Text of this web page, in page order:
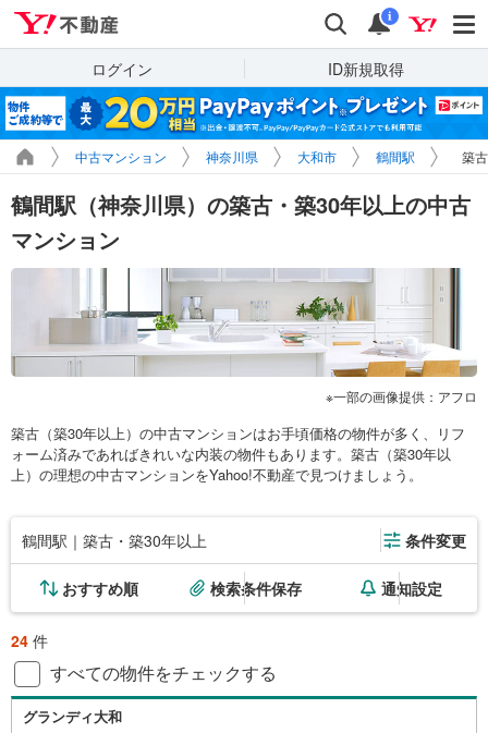
検索 通知
i
ログイン ID新規取得
中古マンション 神奈川県 大和市 鶴間駅 築
鶴間駅（神奈川県）の築古・築30年以上の中古
マンション
一部の画像提供：アフロ
築古（築30年以上）の中古マンションはお手頃価格の物件が多く、リフ
ォーム済みであればきれいな内装の物件もあります。築古（築30年以
上）の理想の中古マンションをYahoo!不動産で見つけましょう。
鶴間駅｜築古・築30年以上 条件変更
おすすめ順 検索条件保存 通知設定
24 件
すべての物件をチェックする
グランディ大和